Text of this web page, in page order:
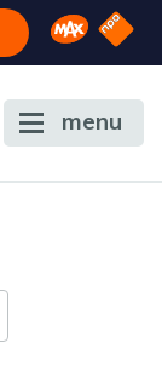
Omroep
NPO
menu